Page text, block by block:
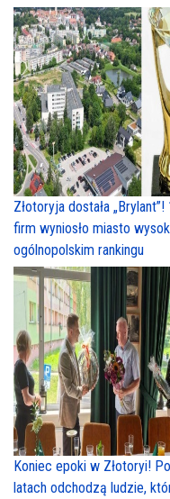
Złotoryja dostała „Brylant”!
firm wyniosło miasto
ogólnopolskim rankingu
Koniec epoki w Złotoryi!
latach odchodzą ludzie,